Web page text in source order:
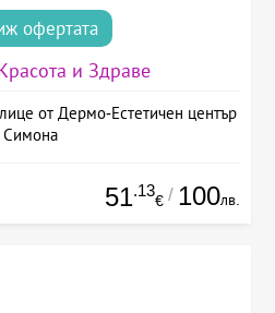
офертата
Красота и Здраве
от Дермо-Естетичен център
Симона
51.13
€ / 100лв.